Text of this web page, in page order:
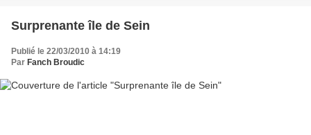
Surprenante île de Sein
Publié le 22/03/2010 à 14:19
Par Fanch Broudic